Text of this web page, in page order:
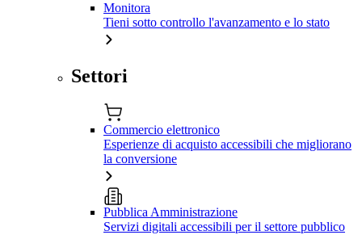
Monitora
Tieni sotto controllo l'avanzamento e lo stato
Settori
Commercio elettronico
Esperienze di acquisto accessibili che migliorano
la conversione
Pubblica Amministrazione
Servizi digitali accessibili per il settore pubblico